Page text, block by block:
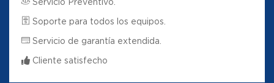
Soporte para todos los equipos.
Servicio de garantía extendida.
Cliente satisfecho